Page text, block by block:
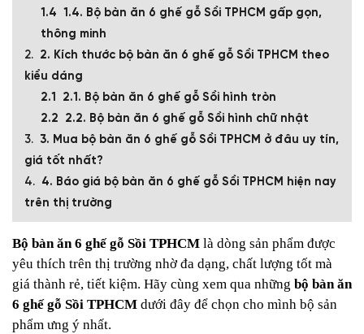
1.4. Bộ bàn ăn 6 ghế gỗ Sồi TPHCM gấp gọn,
thông minh
2. Kích thước bộ bàn ăn 6 ghế gỗ Sồi TPHCM theo
kiểu dáng
2.1. Bộ bàn ăn 6 ghế gỗ Sồi hình tròn
2.2. Bộ bàn ăn 6 ghế gỗ Sồi hình chữ nhật
3. Mua bộ bàn ăn 6 ghế gỗ Sồi TPHCM ở đâu uy tín,
giá tốt nhất?
4. Báo giá bộ bàn ăn 6 ghế gỗ Sồi TPHCM hiện nay
trên thị trường
Bộ bàn ăn 6 ghế gỗ Sồi TPHCM là dòng sản phẩm được
yêu thích trên thị trường nhờ đa dạng, chất lượng tốt mà
giá thành rẻ, tiết kiệm. Hãy cùng xem qua những bộ bàn ăn
6 ghế gỗ Sồi TPHCM dưới đây để chọn cho mình bộ sản
phẩm ưng ý nhất.